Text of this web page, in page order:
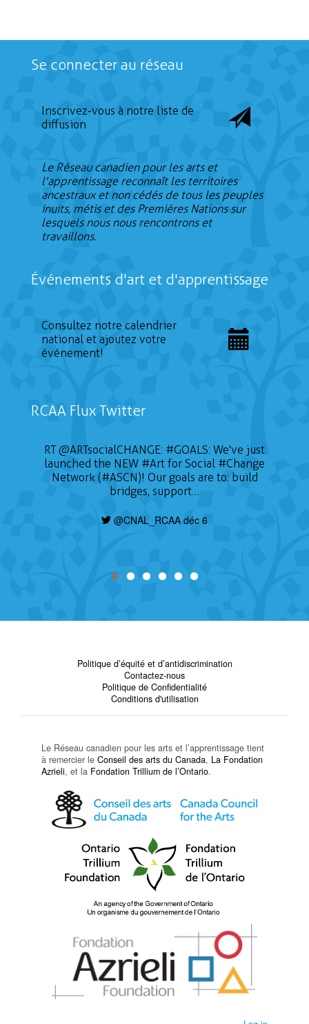
Se connecter au réseau
Inscrivez-vous à notre liste de
diffusion
Le Réseau canadien pour les arts et
l'apprentissage reconnaît les territoires
ancestraux et non cédés de tous les peuples
inuits, métis et des Premières Nations sur
lesquels nous nous rencontrons et
travaillons.
Événements d'art et d'apprentissage
Consultez notre calendrier
national et ajoutez votre
événement!
RCAA Flux Twitter
RT@ARTsocialCHANGE: #GOALS: We've just
launched the NEW #Art for Social #Change
Network (#ASCN)! Our goals are to: build
bridges, support…
@CNAL_RCAA déc 6
Politique d’équité et d’antidiscrimination
Contactez-nous
Politique de Confidentialité
Conditions d'utilisation
Le Réseau canadien pour les arts et l’apprentissage tient
à remercier le Conseil des arts du Canada, La Fondation
Azrieli, et la Fondation Trillium de l’Ontario.